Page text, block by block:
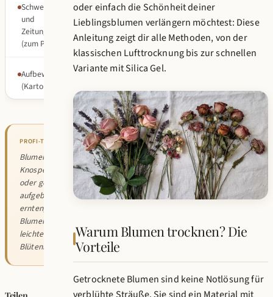
oder einfach die Schönheit deiner
Lieblingsblumen verlängern möchtest: Diese
Anleitung zeigt dir alle Methoden, von der
klassischen Lufttrocknung bis zur schnellen
Variante mit Silica Gel.
Warum Blumen trocknen? Die
Vorteile
Getrocknete Blumen sind keine Notlösung für
Schwere Bücher
und
Zeitungspapier
(zum Pressen)
Aufbewahrungsbehälter
(Kartons, Papiertüten)
PROFI-TIPP
Blumen im
Knospenstadium
oder gerade
aufgeblüht
ernten, zu reife
Blumen verlieren
leichter
Blütenblätter